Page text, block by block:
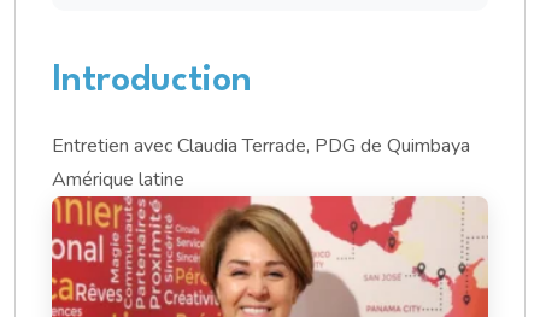
Introduction
Entretien avec Claudia Terrade, PDG de Quimbaya
Amérique latine